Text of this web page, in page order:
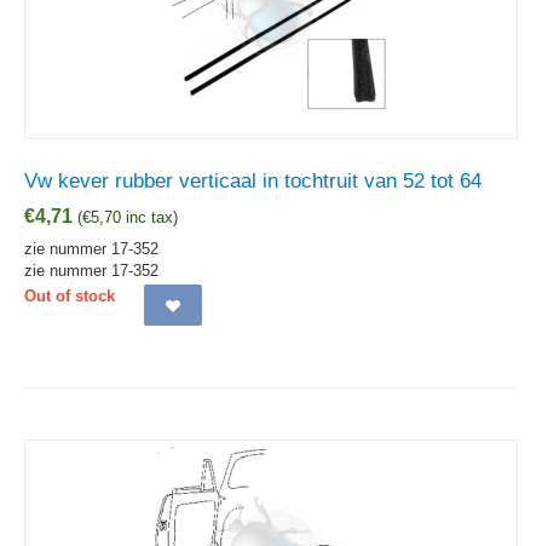
Vw kever rubber verticaal in tochtruit van 52 tot 64
€4,71 (€5,70 inc tax)
zie nummer 17-352
zie nummer 17-352
Out of stock